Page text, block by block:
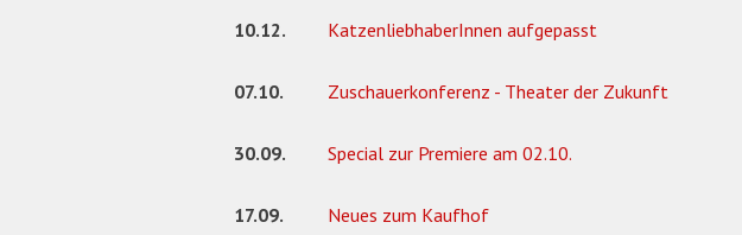
10.12. KatzenliebhaberInnen aufgepasst
07.10. Zuschauerkonferenz - Theater der Zukunft
30.09. Special zur Premiere am 02.10.
17.09. Neues zum Kaufhof